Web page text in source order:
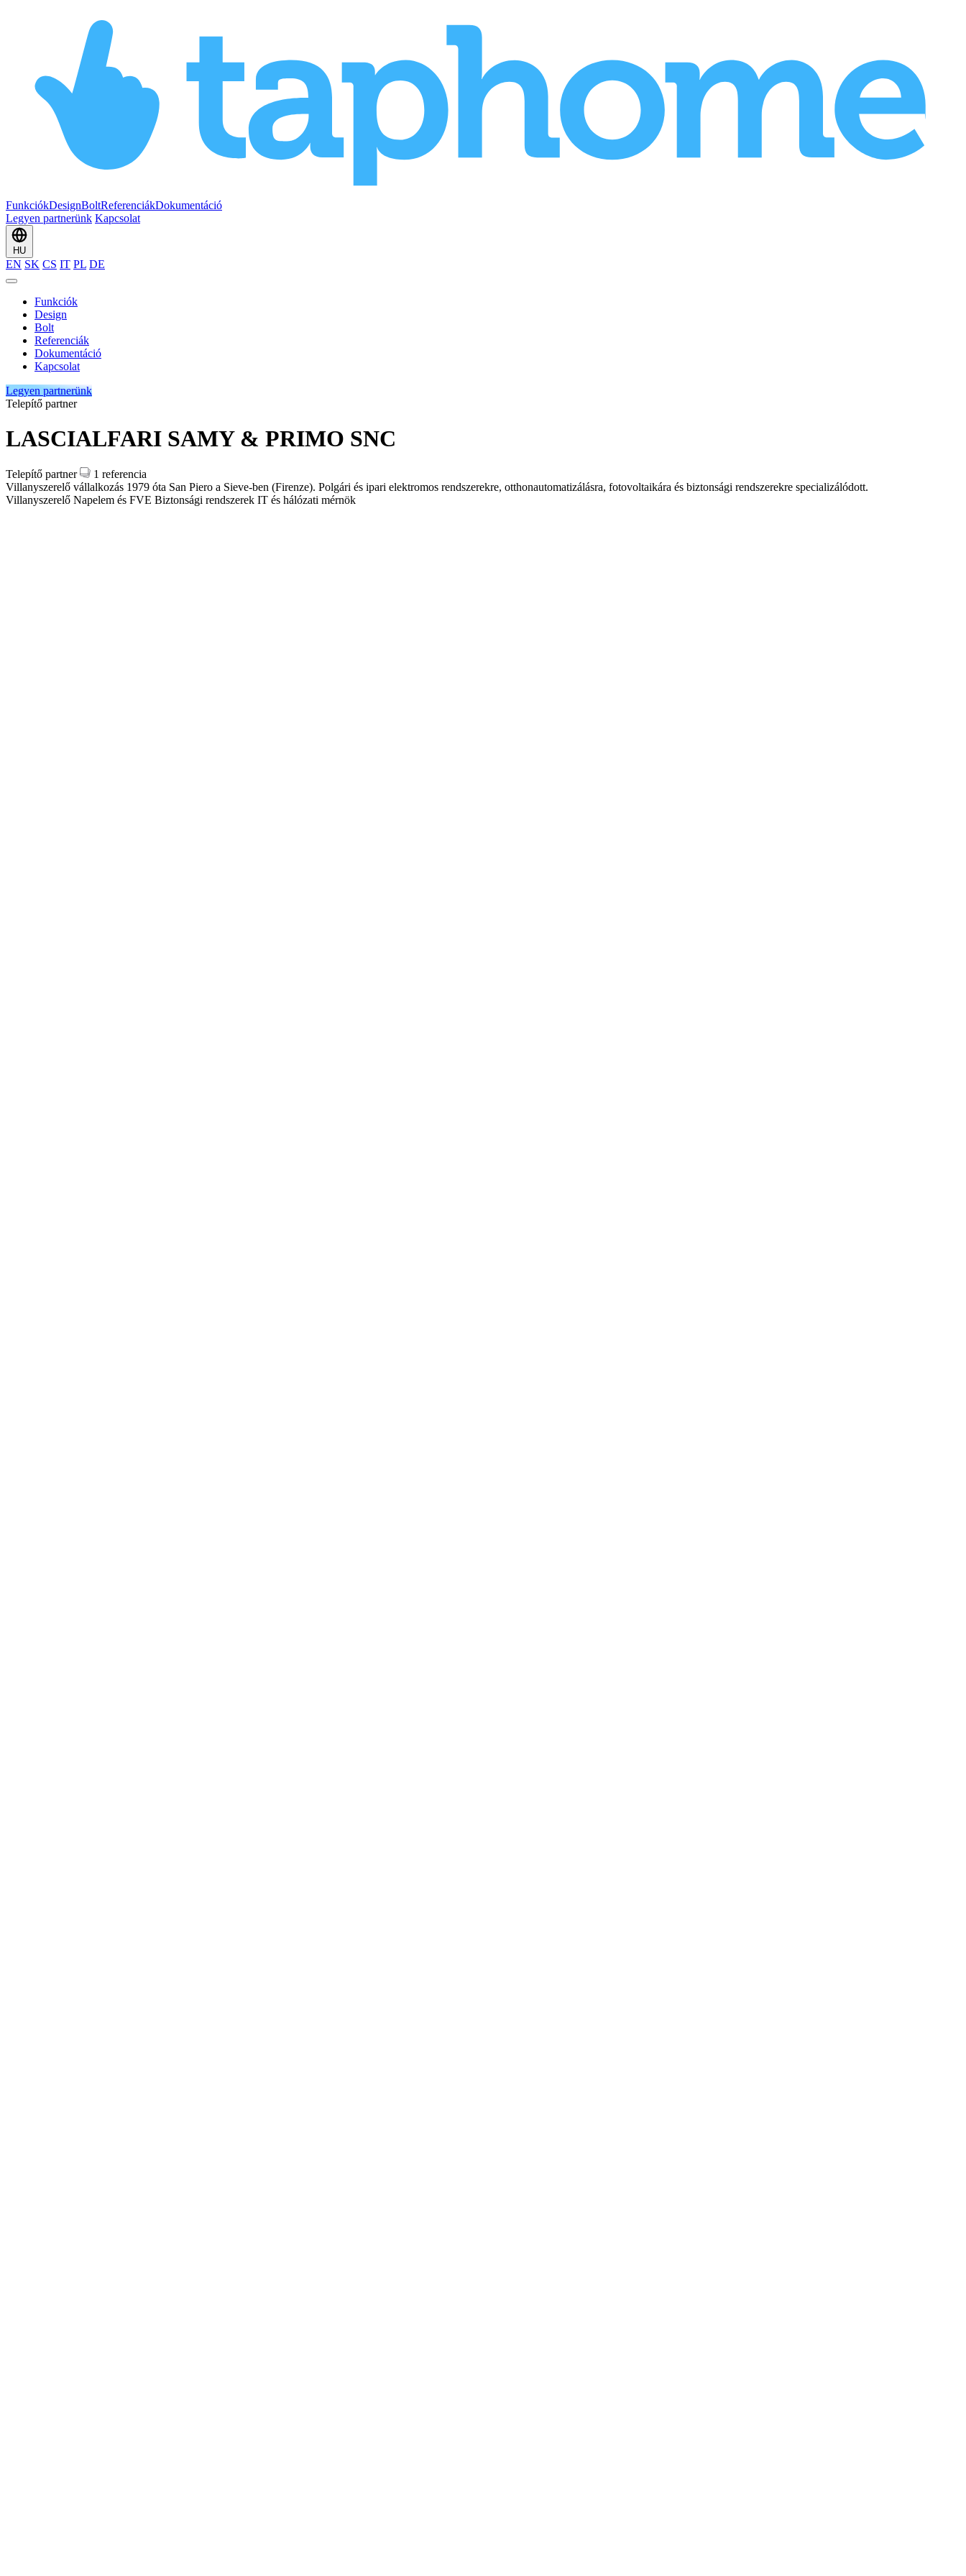
FunkciókDesignBoltReferenciákDokumentáció
Legyen partnerünk Kapcsolat
HU
EN SK CS IT PL DE
Funkciók
Design
Bolt
Referenciák
Dokumentáció
Kapcsolat
Legyen partnerünk
Telepítő partner
LASCIALFARI SAMY & PRIMO SNC
Telepítő partner
1 referencia
Villanyszerelő vállalkozás 1979 óta San Piero a Sieve-ben (Firenze). Polgári és ipari elektromos rendszerekre, otthonautomatizálásra, fotovoltaikára és biztonsági rendszerekre specializálódott.
Villanyszerelő Napelem és FVE Biztonsági rendszerek IT és hálózati mérnök